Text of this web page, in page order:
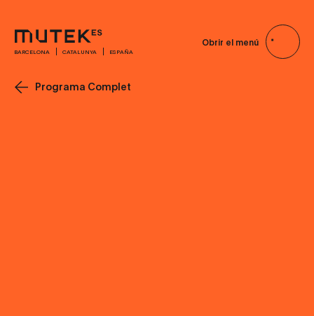
BARCELONA CATALUNYA ESPAÑA
Obrir el menú
Programa Complet